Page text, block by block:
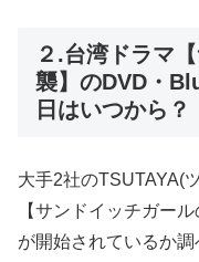
２.台湾ドラマ
襲】のDVD・
日はいつから？
大手2社のTSUTAYA(
【サンドイッチガー
が開始されているか